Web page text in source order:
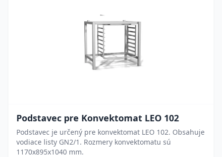
Podstavec pre Konvektomat LEO 102
Podstavec je určený pre konvektomat LEO 102. Obsahuje
vodiace listy GN2/1. Rozmery konvektomatu sú
1170x895x1040 mm.